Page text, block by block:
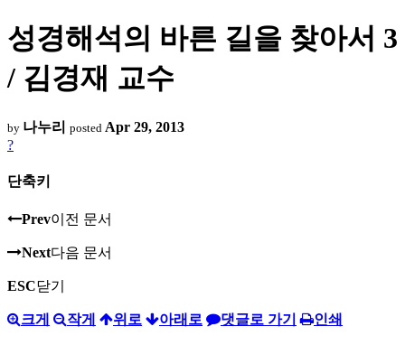
성경해석의 바른 길을 찾아서 3
/ 김경재 교수
by 나누리 posted Apr 29, 2013
?
단축키
Prev이전 문서
Next다음 문서
ESC닫기
크게 작게 위로 아래로 댓글로 가기 인쇄